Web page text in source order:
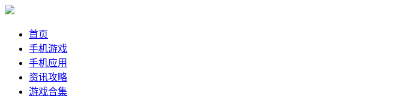
首页
手机游戏
手机应用
资讯攻略
游戏合集